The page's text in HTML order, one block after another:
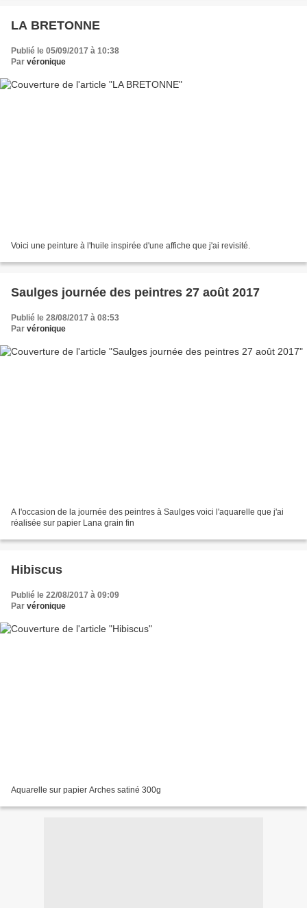
LA BRETONNE
Publié le 05/09/2017 à 10:38
Par véronique
Voici une peinture à l'huile inspirée d'une affiche que j'ai revisité.
Saulges journée des peintres 27 août 2017
Publié le 28/08/2017 à 08:53
Par véronique
A l'occasion de la journée des peintres à Saulges voici l'aquarelle que j'ai
réalisée sur papier Lana grain fin
Hibiscus
Publié le 22/08/2017 à 09:09
Par véronique
Aquarelle sur papier Arches satiné 300g